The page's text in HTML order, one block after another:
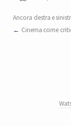
Ancora destra e
Cinema come